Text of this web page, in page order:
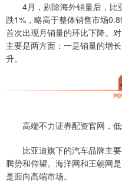
4月，剔除海外销量后，比
跌1%，略高于整体销售市场
首次出现月销量的环比下降。
主要是两方面：一是销量的增
升。
高端不力证券配资官网，低
比亚迪旗下的汽车品牌主要
腾势和仰望。海洋网和王朝网
是面向高端市场。